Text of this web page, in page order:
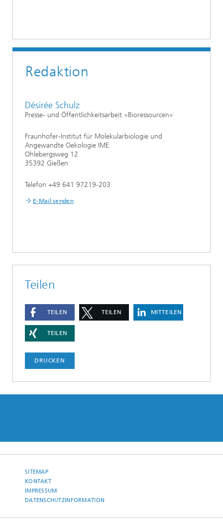
Redaktion
Désirée Schulz
Presse- und Öffentlichkeitsarbeit »Bioressourcen«
Fraunhofer-Institut für Molekularbiologie und
Angewandte Oekologie IME
Ohlebergsweg 12
35392 Gießen
Telefon +49 641 97219-203
E-Mail senden
Teilen
TEILEN TEILEN MITTEILEN
TEILEN
DRUCKEN
SITEMAP
KONTAKT
IMPRESSUM
DATENSCHUTZINFORMATION